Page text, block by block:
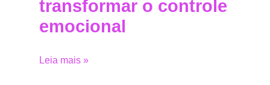
transformar o controle
emocional
Leia mais »